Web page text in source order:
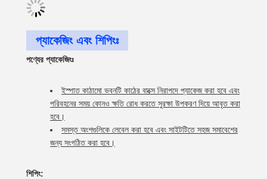
প্যাকেজিং এবং শিপিংঃ
পণ্যের প্যাকেজিংঃ
ইস্পাত কাঠামো ভবনটি কাঠের বাক্সে নিরাপদে প্যাকেজ করা হবে এবং
পরিবহনের সময় কোনও ক্ষতি রোধ করতে সুরক্ষা উপকরণ দিয়ে আবৃত করা
হবে।
সমস্ত অংশগুলিকে লেবেল করা হবে এবং সাইটটিতে সহজ সমাবেশের
জন্য সংগঠিত করা হবে।
শিপিং: